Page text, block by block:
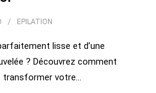
EPILATION
lisse et d’une
? Découvrez comment
transformer votre…